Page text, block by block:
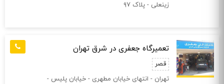
زینعلی - پلاک ۹۷
تعمیرگاه جعفری در شرق تهران
قصر
تهران - انتهای خیابان مطهری - خیابان پلیس -